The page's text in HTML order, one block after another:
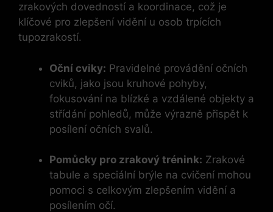
zrakových dovedností a koordinace, což je
klíčové pro zlepšení vidění u osob trpících
tupozrakostí.
Oční cviky: Pravidelné provádění očních
cviků, jako jsou kruhové pohyby,
fokusování na blízké a vzdálené objekty a
střídání pohledů, může výrazně přispět k
posílení očních svalů.
Pomůcky pro zrakový trénink: Zrakové
tabule a speciální brýle na cvičení mohou
pomoci s celkovým zlepšením vidění a
posílením očí.